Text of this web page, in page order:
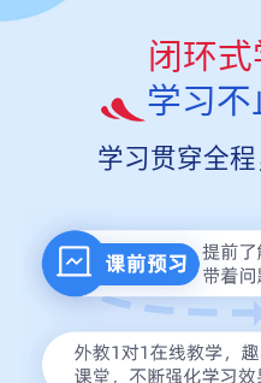
闭环
学习不
学习贯穿全